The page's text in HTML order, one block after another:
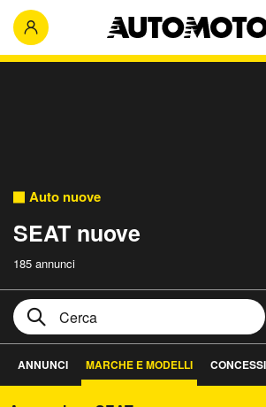
Auto nuove
SEAT nuove
185 annunci
ANNUNCI MARCHE E MODELLI